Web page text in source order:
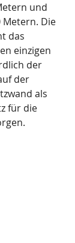
und
Metern. Die
das
einzigen
der
der
als
für die